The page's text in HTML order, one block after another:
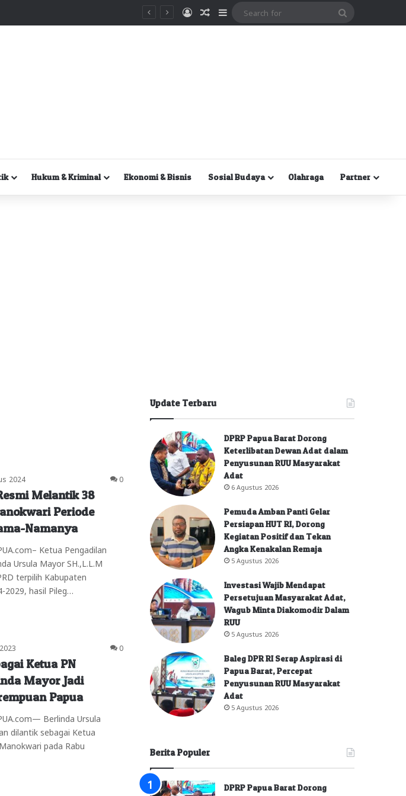
MasukRandom Article
Sidebar
Hukum & Kriminal Ekonomi & Bisnis Sosial Budaya Olahraga Partner
2024 0
Melantik 38
Periode
Namanya
Ketua Pengadilan
Ursula Mayor SH.,L.L.M
terpilih Kabupaten
hasil Pileg…
0
Ketua PN
Mayor Jadi
Papua
Berlinda Ursula
dilantik sebagai Ketua
pada Rabu
Update Terbaru
DPRP Papua Barat Dorong
Keterlibatan Dewan Adat dalam
Penyusunan RUU Masyarakat
Adat
6 Agustus 2026
Pemuda Amban Panti Gelar
Persiapan HUT RI, Dorong
Kegiatan Positif dan Tekan
Angka Kenakalan Remaja
5 Agustus 2026
Investasi Wajib Mendapat
Persetujuan Masyarakat Adat,
Wagub Minta Diakomodir Dalam
RUU
5 Agustus 2026
Baleg DPR RI Serap Aspirasi di
Papua Barat, Percepat
Penyusunan RUU Masyarakat
Adat
5 Agustus 2026
Berita Populer
DPRP Papua Barat Dorong